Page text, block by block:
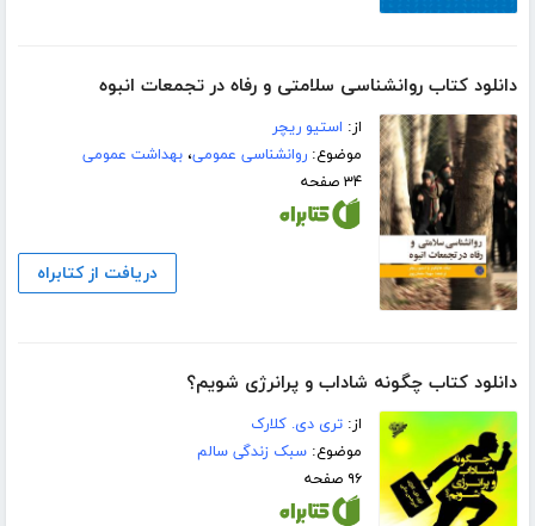
دانلود کتاب روانشناسی سلامتی و رفاه در تجمعات انبوه
از: استیو ریچر
موضوع:روانشناسی عمومی،بهداشت عمومی
۳۴ صفحه
دریافت از کتابراه
دانلود کتاب چگونه شاداب و پرانرژی شویم؟
از:تری دی. کلارک
موضوع:سبک زندگی سالم
۹۶ صفحه